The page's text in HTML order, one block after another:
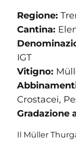
Regione:
Cantina:
IGT
Vitigno:
Crostacei,
Gradazione
Il Müller